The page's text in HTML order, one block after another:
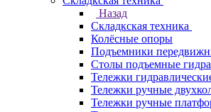
Назад
Складкская техника
Колёсные опоры
Подъемники
Столы подъемные
Тележки
Тележки ручные
Тележки ручные